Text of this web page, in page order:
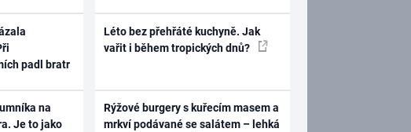
padl bratr
na
Je to jako
Léto bez přehřáté kuchyně. Jak
vařit i během tropických dnů?
Rýžové burgery s kuřecím masem a
mrkví podávané se salátem – lehká